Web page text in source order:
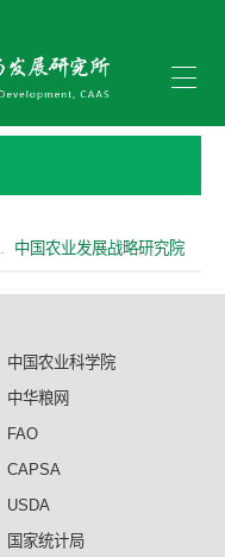
中国农业发展战略研究院
中国农业科学院
中华粮网
FAO
CAPSA
USDA
国家统计局